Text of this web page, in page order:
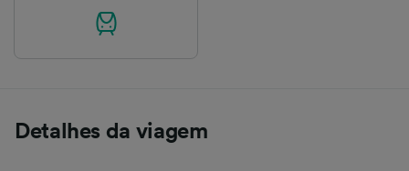
Detalhes da viagem